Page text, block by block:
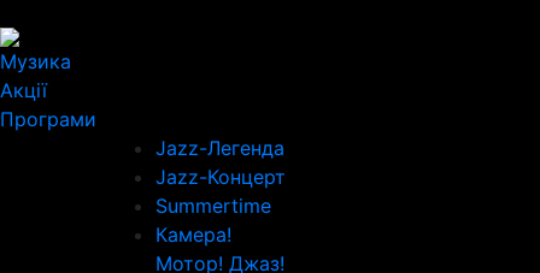
Музика
Акції
Програми
Jazz-Легенда
Jazz-Концерт
Summertime
Камера!
Мотор! Джаз!